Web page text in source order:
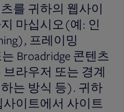
를 귀하의 웹사이
마십시오(예: 인
프레이밍
Broadridge 콘텐츠
라우저 또는 경계
는 방식 등). 귀하
사이트에서 사이트